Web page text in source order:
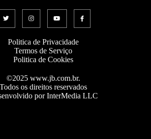
Politica de Privacidade
Termos de Serviço
Politica de Cookies
©2025 www.jb.com.br.
Todos os direitos reservados
por InterMedia LLC